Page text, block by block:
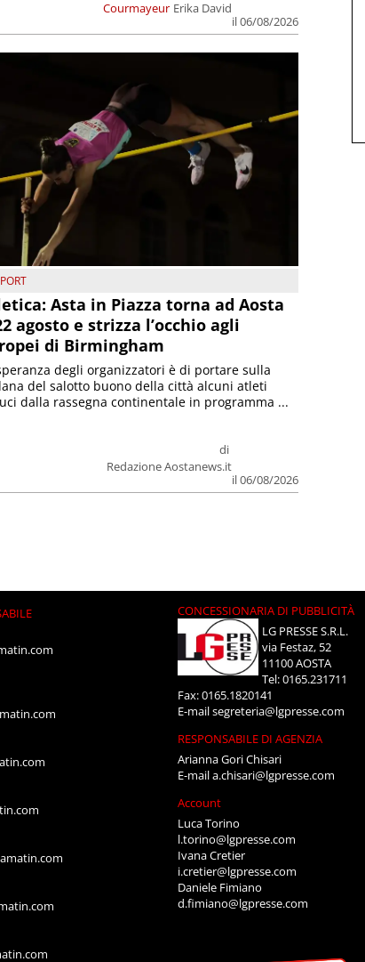
Courmayeur Erika David
il 06/08/2026
Asta in Piazza torna ad Aosta
agosto e strizza l’occhio agli
di Birmingham
di
Redazione Aostanews.it
il 06/08/2026
degli organizzatori è di portare sulla
del salotto buono della città alcuni atleti
dalla rassegna continentale in programma ...
CONCESSIONARIA DI PUBBLICITÀ
LG PRESSE S.R.L.
via Festaz, 52
11100 AOSTA
Tel: 0165.231711
Fax: 0165.1820141
E-mailsegreteria@lgpresse.com
RESPONSABILE DI AGENZIA
Arianna Gori Chisari
E-maila.chisari@lgpresse.com
Account
Luca Torino
l.torino@lgpresse.com
Ivana Cretier
i.cretier@lgpresse.com
Daniele Fimiano
d.fimiano@lgpresse.com